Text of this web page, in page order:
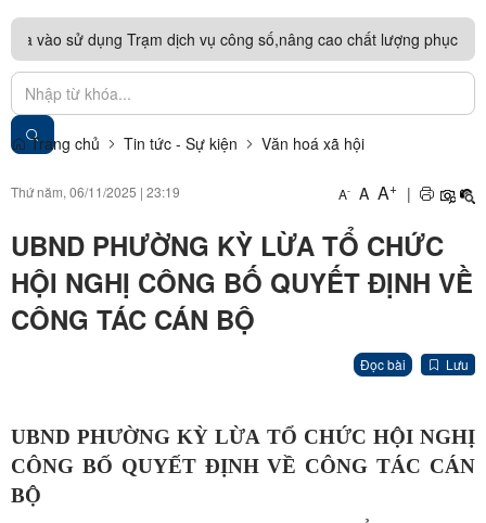
Trạm dịch vụ công số,nâng cao chất lượng phục vụ người dân
- LỚP 3
Trang chủ Tin tức - Sự kiện Văn hoá xã hội
Thứ năm, 06/11/2025 | 23:19 A- A A+ |
UBND PHƯỜNG KỲ LỪA TỔ CHỨC
HỘI NGHỊ CÔNG BỐ QUYẾT ĐỊNH VỀ
CÔNG TÁC CÁN BỘ
Đọc bài Lưu
UBND PHƯỜNG KỲ LỪA TỔ CHỨC HỘI NGHỊ
CÔNG BỐ QUYẾT ĐỊNH VỀ CÔNG TÁC CÁN
BỘ